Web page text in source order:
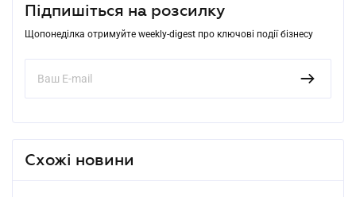
Підпишіться на розсилку
Щопонеділка отримуйте weekly-digest про ключові події бізнесу
Схожі новини